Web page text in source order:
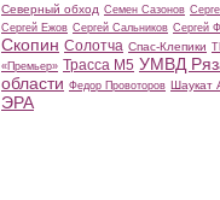
Северный обход Семен Сазонов
Сергей Ежов Сергей Сальников Сергей
Скопин Солотча Спас-Клепики
«Премьер» Трасса М5 УМВД
области Федор Провоторов Шаукат
ЭРА